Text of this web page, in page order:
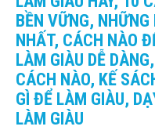
BỀN VỮNG,
NHẤT, CÁCH NÀO
LÀM GIÀU DỄ
CÁCH NÀO, KẾ
GÌ ĐỂ LÀM GIÀU,
LÀM GIÀU